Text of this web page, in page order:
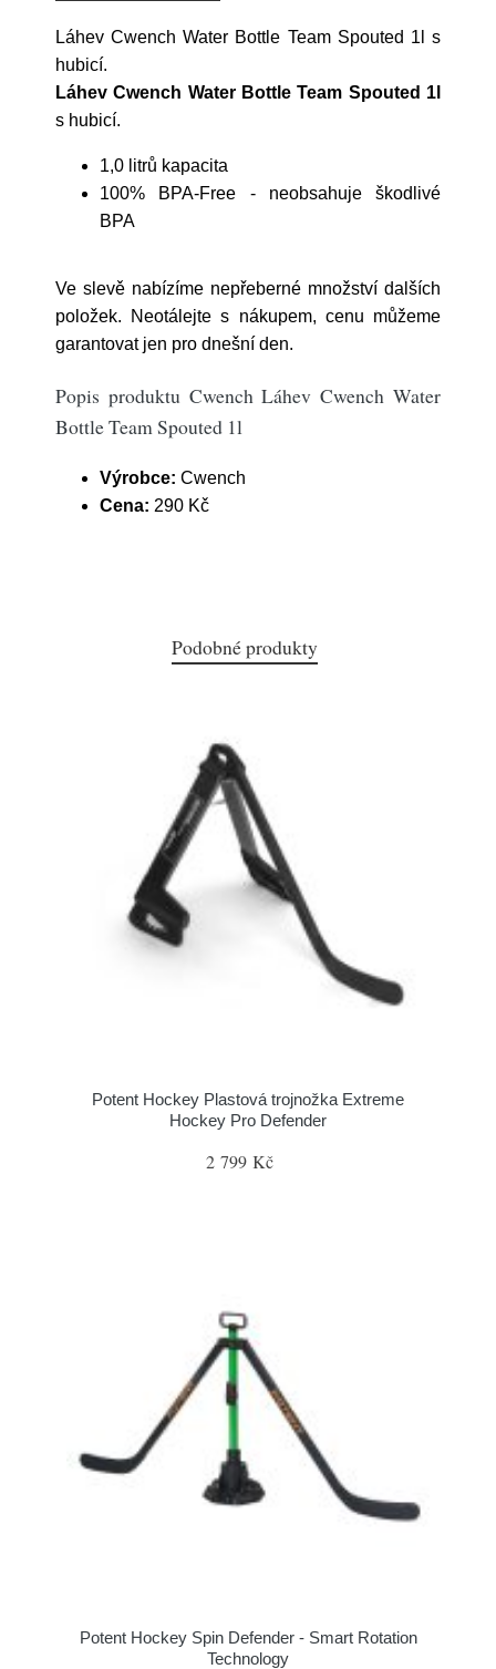
Láhev Cwench Water Bottle Team Spouted 1l s
hubicí.
Láhev Cwench Water Bottle Team Spouted 1l
s hubicí.
1,0 litrů kapacita
100% BPA-Free - neobsahuje škodlivé
BPA
Ve slevě nabízíme nepřeberné množství dalších
položek. Neotálejte s nákupem, cenu můžeme
garantovat jen pro dnešní den.
Popis produktu Cwench Láhev Cwench Water
Bottle Team Spouted 1l
Výrobce: Cwench
Cena: 290 Kč
Podobné produkty
Potent Hockey Plastová trojnožka Extreme
Hockey Pro Defender
2 799 Kč
Potent Hockey Spin Defender - Smart Rotation
Technology